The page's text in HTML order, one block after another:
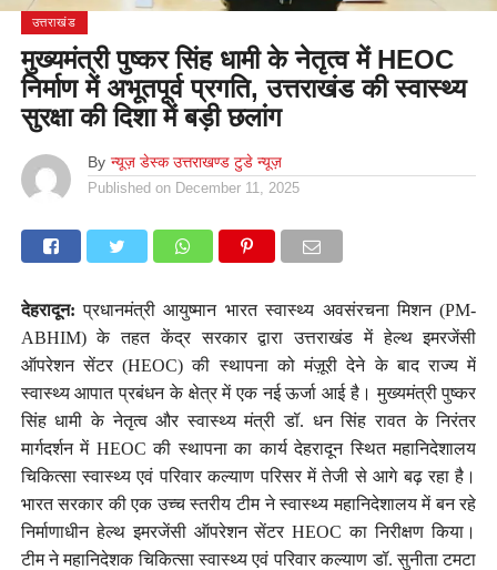
उत्तराखंड
मुख्यमंत्री पुष्कर सिंह धामी के नेतृत्व में HEOC
निर्माण में अभूतपूर्व प्रगति, उत्तराखंड की स्वास्थ्य
सुरक्षा की दिशा में बड़ी छलांग
By न्यूज़ डेस्क उत्तराखण्ड टुडे न्यूज़
Published on December 11, 2025
देहरादून: प्रधानमंत्री आयुष्मान भारत स्वास्थ्य अवसंरचना मिशन (PM-
ABHIM) के तहत केंद्र सरकार द्वारा उत्तराखंड में हेल्थ इमरजेंसी
ऑपरेशन सेंटर (HEOC) की स्थापना को मंज़ूरी देने के बाद राज्य में
स्वास्थ्य आपात प्रबंधन के क्षेत्र में एक नई ऊर्जा आई है। मुख्यमंत्री पुष्कर
सिंह धामी के नेतृत्व और स्वास्थ्य मंत्री डॉ. धन सिंह रावत के निरंतर
मार्गदर्शन में HEOC की स्थापना का कार्य देहरादून स्थित महानिदेशालय
चिकित्सा स्वास्थ्य एवं परिवार कल्याण परिसर में तेजी से आगे बढ़ रहा है।
भारत सरकार की एक उच्च स्तरीय टीम ने स्वास्थ्य महानिदेशालय में बन रहे
निर्माणाधीन हेल्थ इमरजेंसी ऑपरेशन सेंटर HEOC का निरीक्षण किया।
टीम ने महानिदेशक चिकित्सा स्वास्थ्य एवं परिवार कल्याण डॉ. सुनीता टमटा